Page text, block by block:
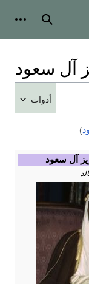
بحث
آل سعود
أدوات
)
آل سعود